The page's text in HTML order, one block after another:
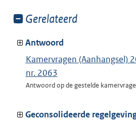
Toon
van:
Gerelateerd
Antwoord
Kamervragen (Aanhangsel)
nr. 2063
Antwoord op de gestelde
Geconsolideerde